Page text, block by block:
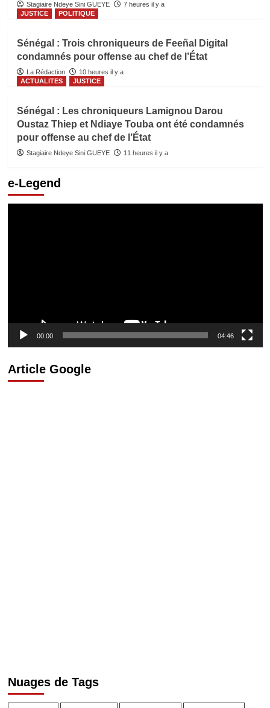
Stagiaire Ndeye Sini GUEYE
7 heures il y a
JUSTICE
POLITIQUE
Sénégal : Trois chroniqueurs de Feeñal Digital
condamnés pour offense au chef de l’État
La Rédaction
10 heures il y a
ACTUALITES
JUSTICE
Sénégal : Les chroniqueurs Lamignou Darou
Oustaz Thiep et Ndiaye Touba ont été condamnés
pour offense au chef de l’État
Stagiaire Ndeye Sini GUEYE 11 heures il y a
e-Legend
00:00 04:46
Article Google
Nuages de Tags